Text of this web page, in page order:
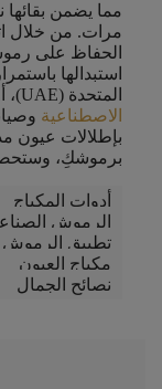
مما يضمن
مرات. من خلال
الحفاظ على
استبدالها
المتحدة (UAE)، أو لبنان، فإن الحفاظ على نظافة
الاصطناعية
بإطلالات عيون
برموشكِ،
أدوات المكياج
الرموش
تطبيق الرموش
مكياج العيون
نصائح الجمال